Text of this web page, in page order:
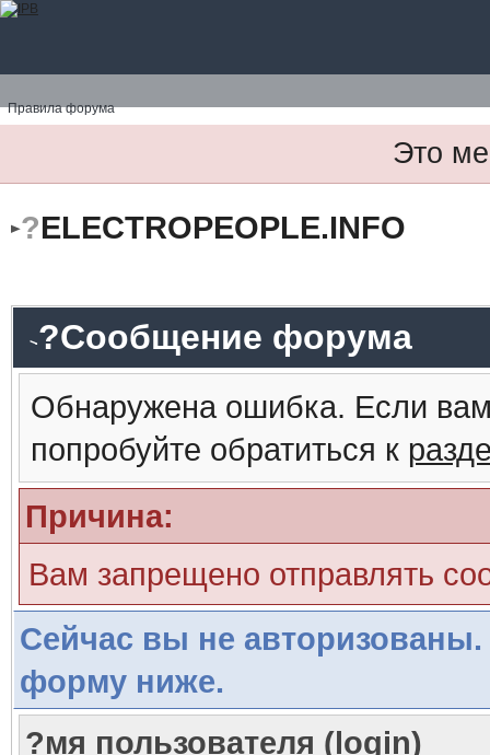
Правила форума
Это
?ELECTROPEOPLE.INFO
?Сообщение форума
Обнаружена ошибка. Если
попробуйте обратиться к
Причина:
Вам запрещено отправлять
Сейчас вы не авторизованы.
форму ниже.
?мя пользователя (login)